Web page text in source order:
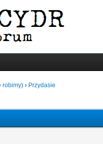
robimy) › Przydasie